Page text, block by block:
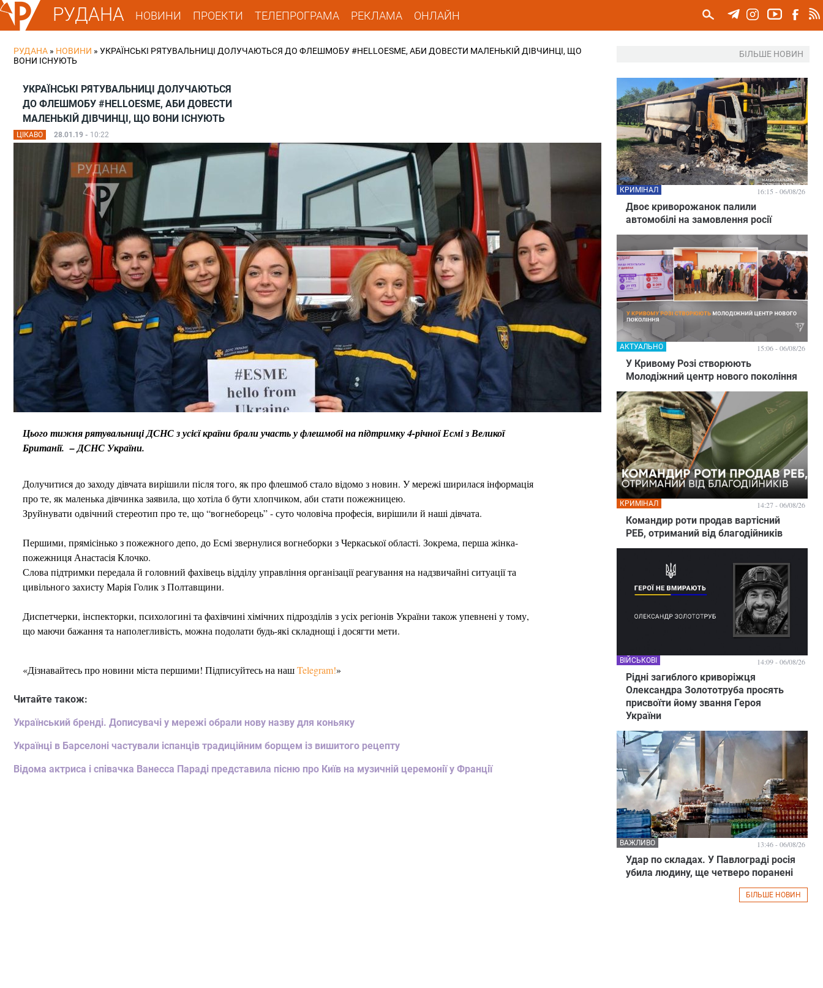
РУДАНА НОВИНИ ПРОЕКТИ ТЕЛЕПРОГРАМА РЕКЛАМА ОНЛАЙН
РУДАНА » НОВИНИ » УКРАЇНCЬКІ РЯТУВАЛЬНИЦІ ДОЛУЧАЮТЬСЯ ДО ФЛЕШМОБУ #HELLOESME, АБИ ДОВЕСТИ МАЛЕНЬКІЙ ДІВЧИНЦІ, ЩО
ВОНИ ІСНУЮТЬ
УКРАЇНCЬКІ РЯТУВАЛЬНИЦІ ДОЛУЧАЮТЬСЯ
ДО ФЛЕШМОБУ #HELLOESME, АБИ ДОВЕСТИ
МАЛЕНЬКІЙ ДІВЧИНЦІ, ЩО ВОНИ ІСНУЮТЬ
ЦІКАВО 28.01.19 - 10:22
Цього тижня рятувальниці ДСНС з усієї країни брали участь у флешмобі на підтримку 4-річної Есмі з Великої
Британії. – ДСНС України.
Долучитися до заходу дівчата вирішили після того, як про флешмоб стало відомо з новин. У мережі ширилася інформація
про те, як маленька дівчинка заявила, що хотіла б бути хлопчиком, аби стати пожежницею.
Зруйнувати одвічний стереотип про те, що “вогнеборець” - суто чоловіча професія, вирішили й наші дівчата.
Першими, прямісінько з пожежного депо, до Есмі звернулися вогнеборки з Черкаської області. Зокрема, перша жінка-
пожежниця Анастасія Клочко.
Слова підтримки передала й головний фахівець відділу управління організації реагування на надзвичайні ситуації та
цивільного захисту Марія Голик з Полтавщини.
Диспетчерки, інспекторки, психологині та фахівчині хімічних підрозділів з усіх регіонів України також упевнені у тому,
що маючи бажання та наполегливість, можна подолати будь-які складнощі і досягти мети.
«Дізнавайтесь про новини міста першими! Підписуйтесь на нашTelegram!»
Читайте також:
Український бренді. Дописувачі у мережі обрали нову назву для коньяку
Українці в Барселоні частували іспанців традиційним борщем із вишитого рецепту
Відома актриса і співачка Ванесса Параді представила пісню про Київ на музичній церемонії у Франції
БІЛЬШЕ НОВИН
Двоє криворожанок палили
автомобілі на замовлення росії
КРИМІНАЛ 16:15 - 06/08/26
У Кривому Розі створюють
Молодіжний центр нового покоління
АКТУАЛЬНО 15:06 - 06/08/26
Командир роти продав вартісний
РЕБ, отриманий від благодійників
КРИМІНАЛ 14:27 - 06/08/26
Рідні загиблого криворіжця
Олександра Золототруба просять
присвоїти йому звання Героя
України
ВІЙСЬКОВІ 14:09 - 06/08/26
Удар по складах. У Павлограді росія
убила людину, ще четверо поранені
ВАЖЛИВО 13:46 - 06/08/26
БІЛЬШЕ НОВИН